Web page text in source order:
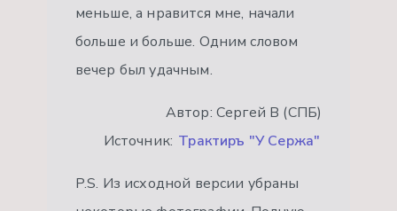
меньше, а нравится мне, начали
больше и больше. Одним словом
вечер был удачным.
Автор: Сергей В (СПБ)
Источник: Трактиръ "У Сержа"
P.S. Из исходной версии убраны